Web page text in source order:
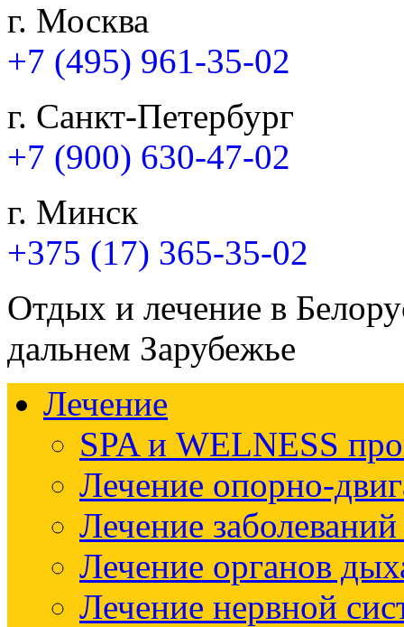
г. Москва
+7 (495) 961-35-02
г. Санкт-Петербург
+7 (900) 630-47-02
г. Минск
+375 (17) 365-35-02
Отдых и лечение в
дальнем Зарубежье
Лечение
SPA и WELNESS
Лечение опорно-
Лечение
Лечение органов
Лечение нервной